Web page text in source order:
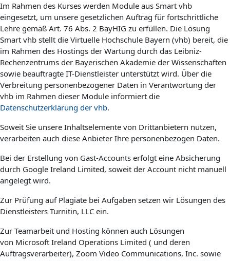
Im Rahmen des Kurses werden Module aus Smart vhb
eingesetzt, um unsere gesetzlichen Auftrag für fortschrittliche
Lehre gemäß Art. 76 Abs. 2 BayHIG zu erfüllen. Die Lösung
Smart vhb stellt die Virtuelle Hochschule Bayern (vhb) bereit, die
im Rahmen des Hostings der Wartung durch das Leibniz-
Rechenzentrums der Bayerischen Akademie der Wissenschaften
sowie beauftragte IT-Dienstleister unterstützt wird. Über die
Verbreitung personenbezogener Daten in Verantwortung der
vhb im Rahmen dieser Module informiert die
Datenschutzerklärung der vhb.
Soweit Sie unsere Inhaltselemente von Drittanbietern nutzen,
verarbeiten auch diese Anbieter Ihre personenbezogen Daten.
Bei der Erstellung von Gast-Accounts erfolgt eine Absicherung
durch Google Ireland Limited, soweit der Account nicht manuell
angelegt wird.
Zur Prüfung auf Plagiate bei Aufgaben setzen wir Lösungen des
Dienstleisters Turnitin, LLC ein.
Zur Teamarbeit und Hosting können auch Lösungen
von Microsoft Ireland Operations Limited ( und deren
Auftragsverarbeiter), Zoom Video Communications, Inc. sowie